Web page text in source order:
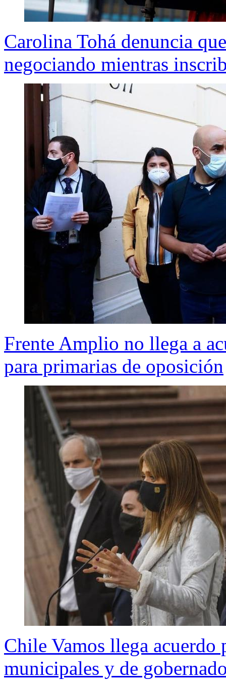
Carolina Tohá denuncia
negociando mientras
Frente Amplio no llega a
para primarias de oposición
Chile Vamos llega acuerdo
municipales y de